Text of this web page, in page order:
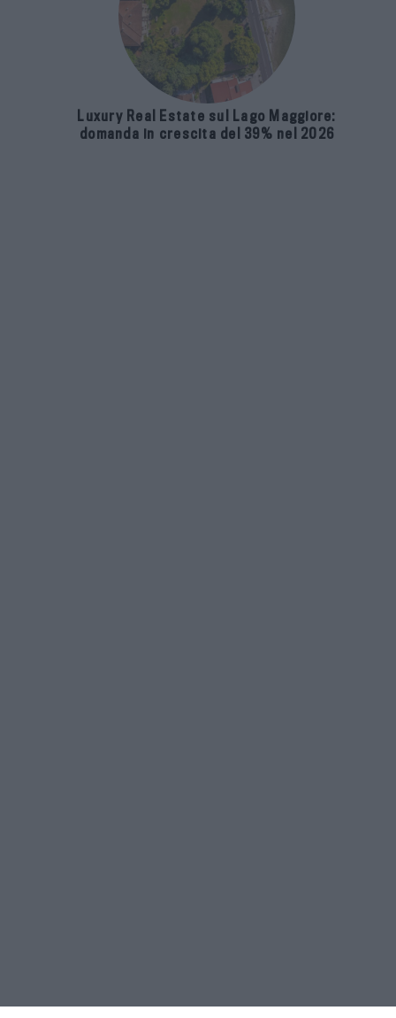
Luxury Real Estate sul Lago Maggiore:
domanda in crescita del 39% nel 2026